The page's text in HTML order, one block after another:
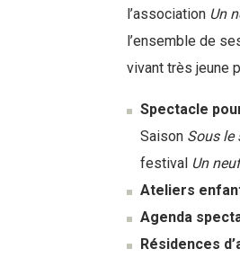
l’association Un
l’ensemble de
vivant très jeune
Spectacle
Saison Sous le
festival Un
Ateliers
Agenda
Résidences